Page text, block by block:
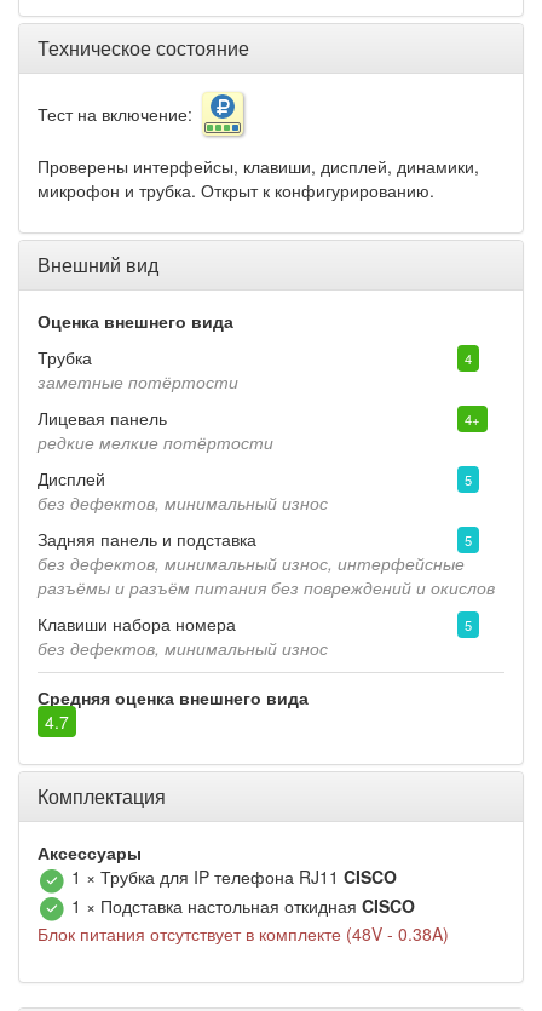
Техническое состояние
Тест на включение:
Проверены интерфейсы, клавиши, дисплей, динамики,
микрофон и трубка. Открыт к конфигурированию.
Внешний вид
Оценка внешнего вида
Трубка
4
заметные потёртости
Лицевая панель
4+
редкие мелкие потёртости
Дисплей
5
без дефектов, минимальный износ
Задняя панель и подставка
5
без дефектов, минимальный износ, интерфейсные
разъёмы и разъём питания без повреждений и окислов
Клавиши набора номера
5
без дефектов, минимальный износ
Средняя оценка внешнего вида
4.7
Комплектация
Аксессуары
1 × Трубка для IP телефона RJ11 CISCO
1 × Подставка настольная откидная CISCO
Блок питания отсутствует в комплекте (48V - 0.38A)